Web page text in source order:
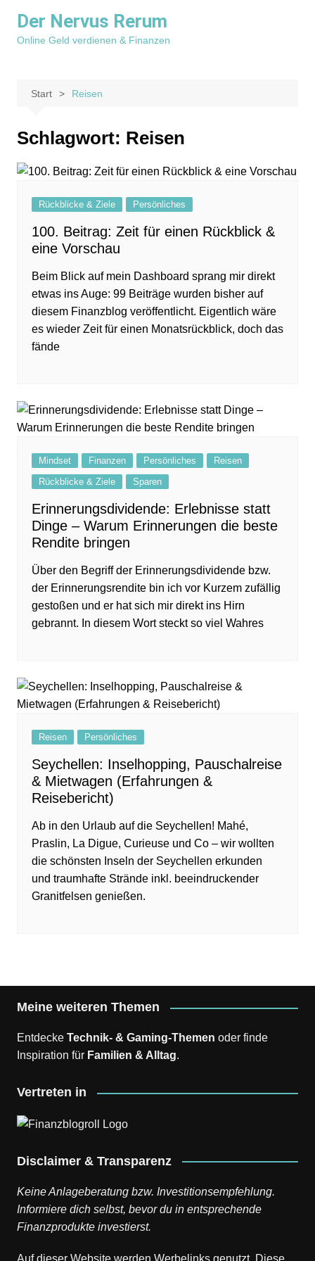
Inhalt
springen
Der Nervus Rerum
Online Geld verdienen & Finanzen
Start Reisen
Schlagwort: Reisen
Rückblicke & Ziele Persönliches
100. Beitrag: Zeit für einen Rückblick &
eine Vorschau
Beim Blick auf mein Dashboard sprang mir direkt
etwas ins Auge: 99 Beiträge wurden bisher auf
diesem Finanzblog veröffentlicht. Eigentlich wäre
es wieder Zeit für einen Monatsrückblick, doch das
fände
Mindset Finanzen Persönliches
Reisen
Rückblicke & Ziele
Sparen
Erinnerungsdividende: Erlebnisse statt
Dinge – Warum Erinnerungen die beste
Rendite bringen
Über den Begriff der Erinnerungsdividende bzw.
der Erinnerungsrendite bin ich vor Kurzem zufällig
gestoßen und er hat sich mir direkt ins Hirn
gebrannt. In diesem Wort steckt so viel Wahres
Reisen Persönliches
Seychellen: Inselhopping, Pauschalreise
& Mietwagen (Erfahrungen &
Reisebericht)
Ab in den Urlaub auf die Seychellen! Mahé,
Praslin, La Digue, Curieuse und Co – wir wollten
die schönsten Inseln der Seychellen erkunden
und traumhafte Strände inkl. beeindruckender
Granitfelsen genießen.
Meine weiteren Themen
Entdecke Technik- & Gaming-Themen oder finde
Inspiration für Familien & Alltag.
Vertreten in
Disclaimer & Transparenz
Keine Anlageberatung bzw. Investitionsempfehlung.
Informiere dich selbst, bevor du in entsprechende
Finanzprodukte investierst.
Auf dieser Website werden Werbelinks genutzt. Diese